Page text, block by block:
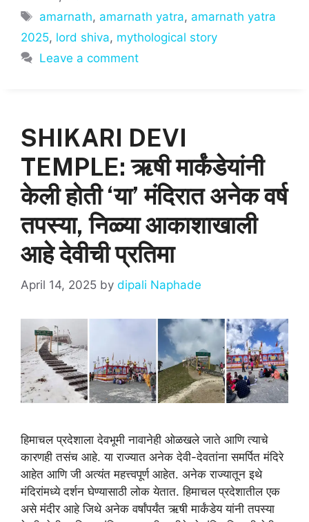
s
A
p
e
b
o
l
e
Tags
amarnath, amarnath yatra, amarnath yatra
2025, lord shiva, mythological story
Leave a comment
SHIKARI DEVI
TEMPLE: ऋषी मार्कंडेयांनी
केली होती ‘या’ मंदिरात अनेक वर्ष
तपस्या, निळ्या आकाशाखाली
आहे देवीची प्रतिमा
April 14, 2025 by dipali Naphade
हिमाचल प्रदेशाला देवभूमी नावानेही ओळखले जाते आणि त्याचे
कारणही तसंच आहे. या राज्यात अनेक देवी-देवतांना समर्पित मंदिरे
आहेत आणि जी अत्यंत महत्त्वपूर्ण आहेत. अनेक राज्यातून इथे
मंदिरांमध्ये दर्शन घेण्यासाठी लोक येतात. हिमाचल प्रदेशातील एक
असे मंदीर आहे जिथे अनेक वर्षांपर्यंत ऋषी मार्कंडेय यांनी तपस्या